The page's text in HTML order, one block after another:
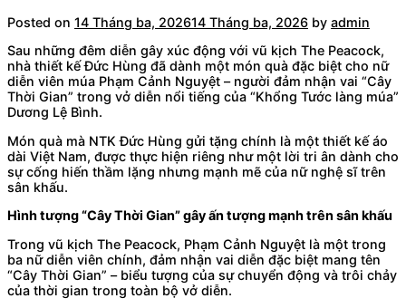
Posted on 14 Tháng ba, 202614 Tháng ba, 2026 by admin
Sau những đêm diễn gây xúc động với vũ kịch The Peacock,
nhà thiết kế Đức Hùng đã dành một món quà đặc biệt cho nữ
diễn viên múa Phạm Cảnh Nguyệt – người đảm nhận vai “Cây
Thời Gian” trong vở diễn nổi tiếng của “Khổng Tước làng múa”
Dương Lệ Bình.
Món quà mà NTK Đức Hùng gửi tặng chính là một thiết kế áo
dài Việt Nam, được thực hiện riêng như một lời tri ân dành cho
sự cống hiến thầm lặng nhưng mạnh mẽ của nữ nghệ sĩ trên
sân khấu.
Hình tượng “Cây Thời Gian” gây ấn tượng mạnh trên sân khấu
Trong vũ kịch The Peacock, Phạm Cảnh Nguyệt là một trong
ba nữ diễn viên chính, đảm nhận vai diễn đặc biệt mang tên
“Cây Thời Gian” – biểu tượng của sự chuyển động và trôi chảy
của thời gian trong toàn bộ vở diễn.